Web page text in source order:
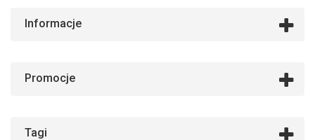
Informacje
Promocje
Tagi